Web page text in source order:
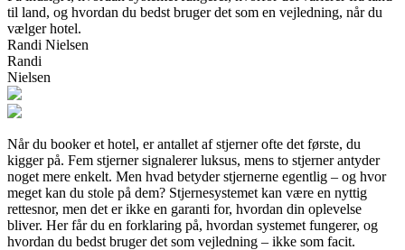
til land, og hvordan du bedst bruger det som en vejledning, når du
vælger hotel.
Randi Nielsen
Randi
Nielsen
Når du booker et hotel, er antallet af stjerner ofte det første, du
kigger på. Fem stjerner signalerer luksus, mens to stjerner antyder
noget mere enkelt. Men hvad betyder stjernerne egentlig – og hvor
meget kan du stole på dem? Stjernesystemet kan være en nyttig
rettesnor, men det er ikke en garanti for, hvordan din oplevelse
bliver. Her får du en forklaring på, hvordan systemet fungerer, og
hvordan du bedst bruger det som vejledning – ikke som facit.